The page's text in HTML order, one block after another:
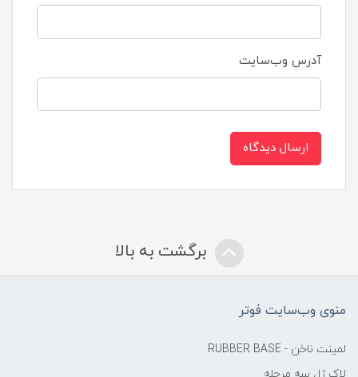
آدرس وب‌سایت
ارسال دیدگاه
برگشت به بالا
منوی وب‌سایت فوتر
لمینت ناخن - RUBBER BASE